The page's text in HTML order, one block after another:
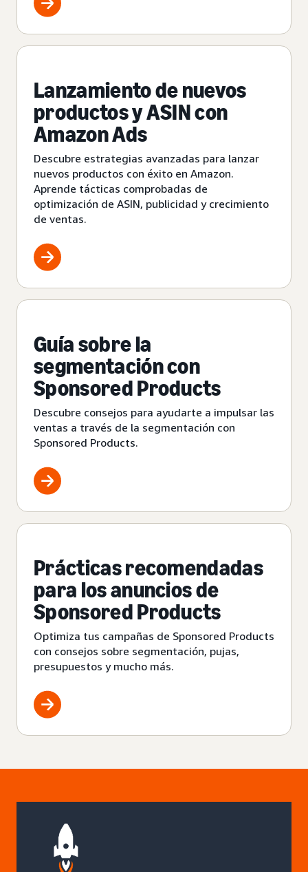
Lanzamiento de nuevos
productos y ASIN con
Amazon Ads
Descubre estrategias avanzadas para lanzar
nuevos productos con éxito en Amazon.
Aprende tácticas comprobadas de
optimización de ASIN, publicidad y crecimiento
de ventas.
Guía sobre la
segmentación con
Sponsored Products
Descubre consejos para ayudarte a impulsar las
ventas a través de la segmentación con
Sponsored Products.
Prácticas recomendadas
para los anuncios de
Sponsored Products
Optimiza tus campañas de Sponsored Products
con consejos sobre segmentación, pujas,
presupuestos y mucho más.